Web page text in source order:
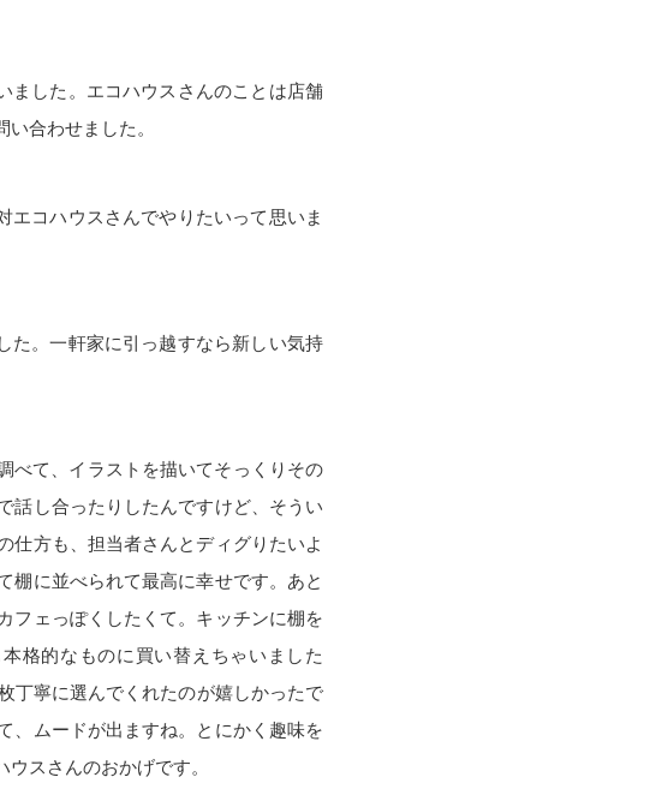
ました。エコハウスさんのことは店舗
合わせました。
コハウスさんでやりたいって思いま
た。一軒家に引っ越すなら新しい気持
べて、イラストを描いてそっくりその
話し合ったりしたんですけど、そうい
仕方も、担当者さんとディグりたいよ
棚に並べられて最高に幸せです。あと
フェっぽくしたくて。キッチンに棚を
格的なものに買い替えちゃいました
丁寧に選んでくれたのが嬉しかったで
、ムードが出ますね。とにかく趣味を
スさんのおかげです。